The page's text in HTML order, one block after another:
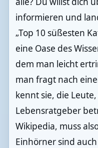
informieren und
„Top 10 süßesten
eine Oase des
dem man leicht
man fragt nach
kennt sie, die
Lebensratgeber
Wikipedia, muss
Einhörner sind